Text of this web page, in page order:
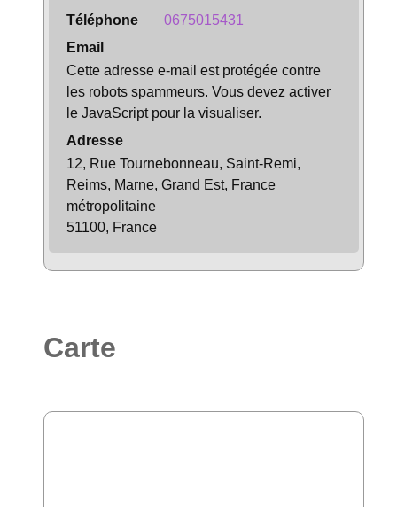
Téléphone
0675015431
Email
Cette adresse e-mail est protégée contre
les robots spammeurs. Vous devez activer
le JavaScript pour la visualiser.
Adresse
12, Rue Tournebonneau, Saint-Remi,
Reims, Marne, Grand Est, France
métropolitaine
51100, France
Carte